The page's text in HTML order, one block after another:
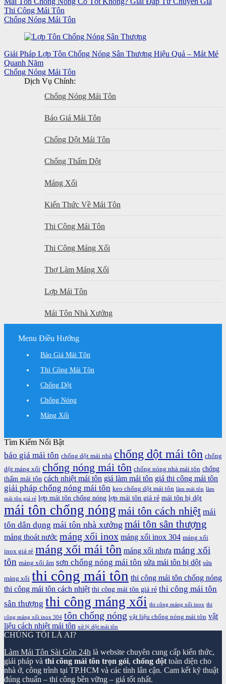
Thi Công Mái Tôn
Chống Nóng Mái Tôn
Giải Pháp Lợp Tôn Chống Nóng Sân Thượng Hiệu Quả – Mát Mẻ
Quanh Năm
Chống Nóng Mái Tôn
Dịch Vụ Chính:
Chống Nóng Mái Tôn
Báo Giá Mái Tôn
Chống Dột Mái Tôn
Chống Thấm Dột
Máng Xối
Kiến Thức Về Mái Tôn
Thi Công Mái Tôn
Thi Công Máng Xối
Thợ Làm Máng Xối
Lợp Mái Tôn
Mái Tôn Nhà Xưởng
Menu Điều Hướng
Báo Giá Mái Tôn
Thi Công Mái Tôn
Chống Dột
Chống Nóng
Máng Xối
Tìm Kiếm Nổi Bật
báo giá mái tôn chống dột mái nhà chống dột mái tôn chống
dột máng xối chống nóng mái tôn chống nóng nhà mái tôn chống
thấm mái tôn cách nhiệt mái tôn giá làm mái tôn giá thi công mái tôn
giải pháp chống nóng mái tôn keo chống dột mái tôn làm mái tôn làm
mái tôn giá rẻ lợp mái tôn chống nóng lợp mái tôn giá rẻ mái tôn bị dột
mái tôn chống nóng mái tôn cách nhiệt mái
tôn dân dụng mái tôn nhà xưởng mái tôn sân thượng
máng thoát nước máng xối inox máng xối inox 304 máng xối
inox giá rẻ máng xối mái tôn máng xối nhựa máng xối
tôn máng xối âm sơn chống nóng mái tôn sửa mái tôn bị dột sửa
máng xối thi công mái tôn thi công mái tôn chống nóng
thi công mái tôn cách nhiệt thi công mái tôn giá rẻ thi công mái tôn
sân thượng thi công máng xối thi công máng xối inox thi
công máng xối inox 304 tôn chống nóng vật liệu chống nóng mái tôn vật
liệu cách nhiệt mái tôn xử lý dột mái tôn
CHÚNG TÔI LÀ AI?
Làm Mái Tôn Sài Gòn 24h là website chuyên cung cấp kiến thức,
giải pháp và thi công mái tôn trọn gói, chống dột toàn diện cho
nhà ở, công trình tại TP.HCM và các tỉnh lân cận. Cam kết kỹ thuật
đúng chuẩn – thi công bền vững – giá tốt nhất.